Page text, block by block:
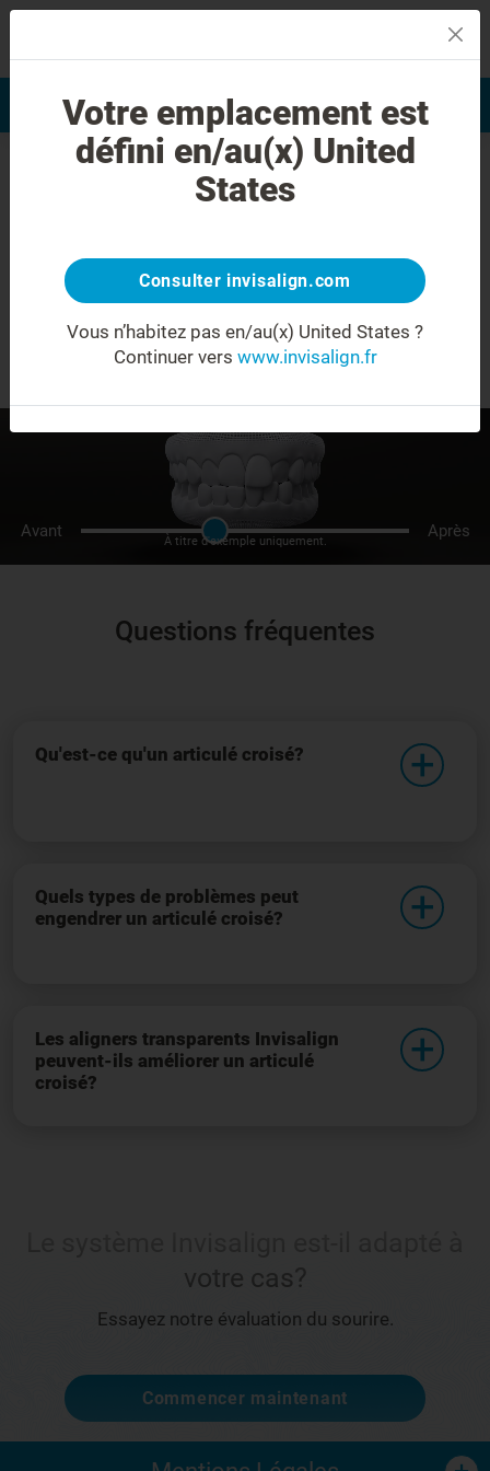
Evaluation du sourire Trouver un praticien
Articulé croisé
Ce que vous devez savoir sur la
transformation de votre sourire avec le
traitement Invisalign ® .
Avant Après
À titre d'exemple uniquement.
Questions fréquentes
Qu'est-ce qu'un articulé croisé?
Quels types de problèmes peut
engendrer un articulé croisé?
Les aligners transparents Invisalign
peuvent-ils améliorer un articulé
croisé?
votre cas?
Essayez notre évaluation du sourire.
Commencer maintenant
Votre emplacement est
défini en/au(x) United
States
Consulter invisalign.com
Vous n’habitez pas en/au(x) United States ?
Continuer vers www.invisalign.fr